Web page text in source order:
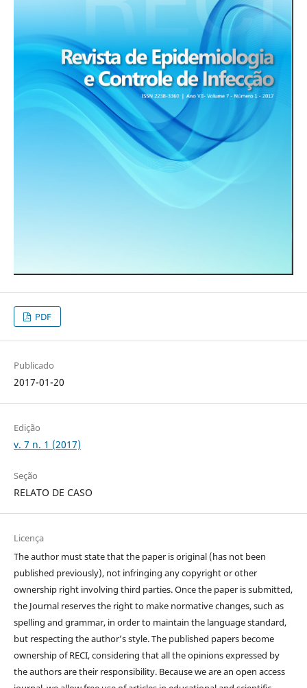
PDF
Publicado
2017-01-20
Edição
v. 7 n. 1 (2017)
Seção
RELATO DE CASO
Licença
The author must state that the paper is original (has not been
published previously), not infringing any copyright or other
ownership right involving third parties. Once the paper is submitted,
the Journal reserves the right to make normative changes, such as
spelling and grammar, in order to maintain the language standard,
but respecting the author’s style. The published papers become
ownership of RECI, considering that all the opinions expressed by
the authors are their responsibility. Because we are an open access